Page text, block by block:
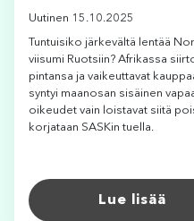
Uutinen 15.10.2025
Tuntuisiko järkevältä lentää
viisumi Ruotsiin? Afrikassa
pintansa ja vaikeuttavat
syntyi maanosan sisäinen
oikeudet vain loistavat siitä
korjataan SASKin tuella.
Lue lisää